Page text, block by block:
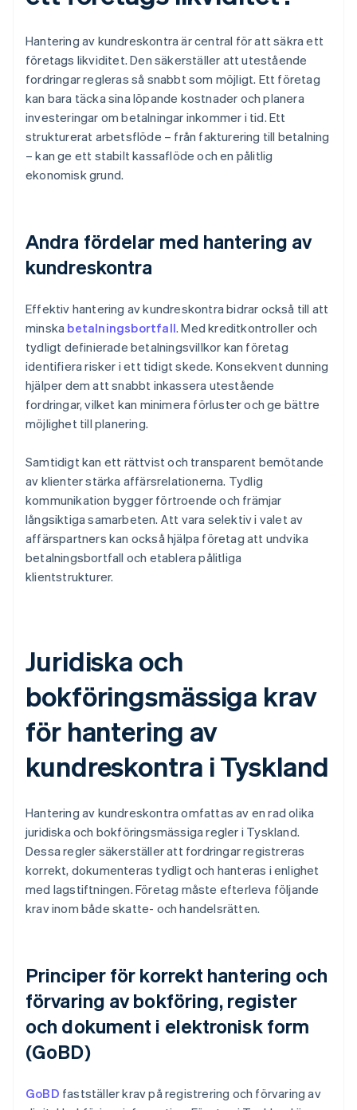
Hantering av kundreskontra är central för att säkra ett
företags likviditet. Den säkerställer att utestående
fordringar regleras så snabbt som möjligt. Ett företag
kan bara täcka sina löpande kostnader och planera
investeringar om betalningar inkommer i tid. Ett
strukturerat arbetsflöde – från fakturering till betalning
– kan ge ett stabilt kassaflöde och en pålitlig
ekonomisk grund.
Andra fördelar med hantering av
kundreskontra
Effektiv hantering av kundreskontra bidrar också till att
minska betalningsbortfall. Med kreditkontroller och
tydligt definierade betalningsvillkor kan företag
identifiera risker i ett tidigt skede. Konsekvent dunning
hjälper dem att snabbt inkassera utestående
fordringar, vilket kan minimera förluster och ge bättre
möjlighet till planering.
Samtidigt kan ett rättvist och transparent bemötande
av klienter stärka affärsrelationerna. Tydlig
kommunikation bygger förtroende och främjar
långsiktiga samarbeten. Att vara selektiv i valet av
affärspartners kan också hjälpa företag att undvika
betalningsbortfall och etablera pålitliga
klientstrukturer.
Juridiska och
bokföringsmässiga krav
för hantering av
kundreskontra i Tyskland
Hantering av kundreskontra omfattas av en rad olika
juridiska och bokföringsmässiga regler i Tyskland.
Dessa regler säkerställer att fordringar registreras
korrekt, dokumenteras tydligt och hanteras i enlighet
med lagstiftningen. Företag måste efterleva följande
krav inom både skatte- och handelsrätten.
Principer för korrekt hantering och
förvaring av bokföring, register
och dokument i elektronisk form
(GoBD)
GoBD fastställer krav på registrering och förvaring av